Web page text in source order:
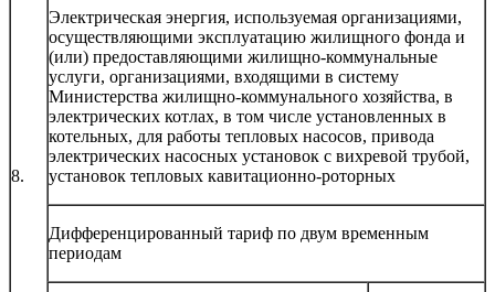
8.
Электрическая энергия, используемая организациями,
осуществляющими эксплуатацию жилищного фонда и
(или) предоставляющими жилищно-коммунальные
услуги, организациями, входящими в систему
Министерства жилищно-коммунального хозяйства, в
электрических котлах, в том числе установленных в
котельных, для работы тепловых насосов, привода
электрических насосных установок с вихревой трубой,
установок тепловых кавитационно-роторных
Дифференцированный тариф по двум временным
периодам